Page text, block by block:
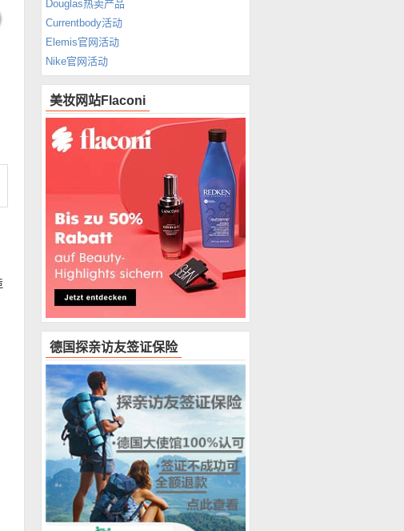
Douglas热卖产品
Currentbody活动
Elemis官网活动
Nike官网活动
美妆网站Flaconi
德国探亲访友签证保险